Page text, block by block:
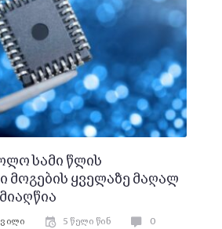
სამი წლის
მოგების ყველაზე მაღალ
5 წელი წინ 0